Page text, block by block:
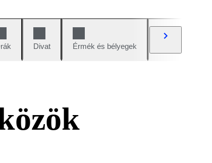
Divat Érmék és bélyegek